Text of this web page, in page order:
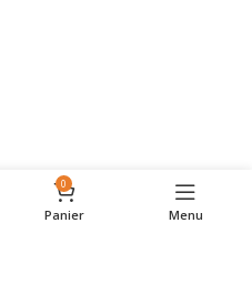
0
Panier Menu